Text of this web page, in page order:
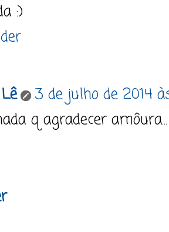
:)
3 de julho de 2014
q agradecer